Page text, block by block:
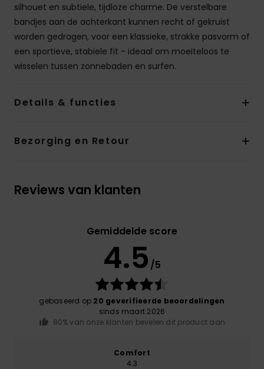
Snow
silhouet en subtiele, tijdloze charme. De verstelbare
bandjes aan de achterkant kunnen recht of gekruist
worden gedragen, voor een klassieke, strakke pasvorm of
een sportieve, stabiele fit - ideaal om moeiteloos te
wisselen tussen zonnebaden en surfen.
Details & functies
Bezorging en Retour
Reviews van klanten
Gemiddelde score
4.5 /5
gebaseerd op 20 geverifieerde beoordelingen
sinds maart 2026
80% van onze klanten bevelen dit product aan
Comfort
4.3